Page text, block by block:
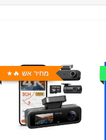
מחיר אש 🔥